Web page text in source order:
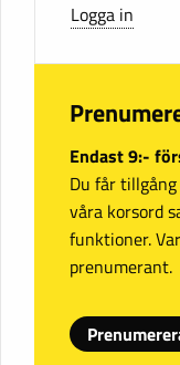
Logga in
Endast 9:-
Du får
våra korsord
funktioner.
prenumerant.